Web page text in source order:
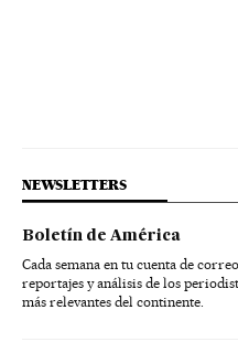
NEWSLETTERS
Boletín de América
Cada semana en tu cuenta de
reportajes y análisis de los
más relevantes del continente.